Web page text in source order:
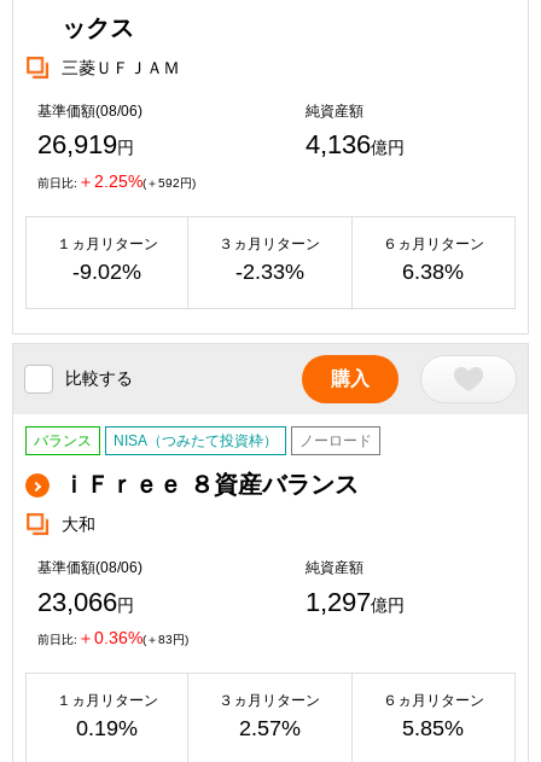
ックス
三菱ＵＦＪＡＭ
基準価額(08/06)
26,919円
純資産額
4,136億円
前日比: ＋2.25%(＋592円)
１ヵ月リターン
-9.02%
３ヵ月リターン
-2.33%
６ヵ月リターン
6.38%
比較する 購入
バランス NISA（つみたて投資枠） ノーロード
ｉＦｒｅｅ ８資産バランス
大和
基準価額(08/06)
23,066円
純資産額
1,297億円
前日比: ＋0.36%(＋83円)
１ヵ月リターン
0.19%
３ヵ月リターン
2.57%
６ヵ月リターン
5.85%